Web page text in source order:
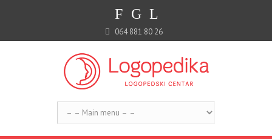
F G L
064 881 80 26